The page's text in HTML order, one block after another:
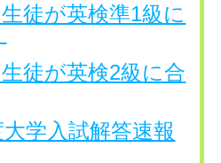
徒が英検準1級に
徒が英検2級に合
学入試解答速報